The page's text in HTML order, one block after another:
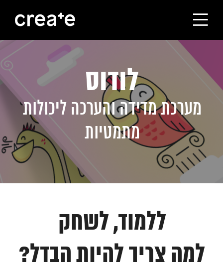
ראשי
הסטודיו
מסלולי הלימוד
הבוגרים
עלינו
קורסים לחברות
המגזין
לודוס
מערכת מדידה והערכה ליכולות
מתמטיות
ללמוד, לשחק
למה צריך להיות הבדל?